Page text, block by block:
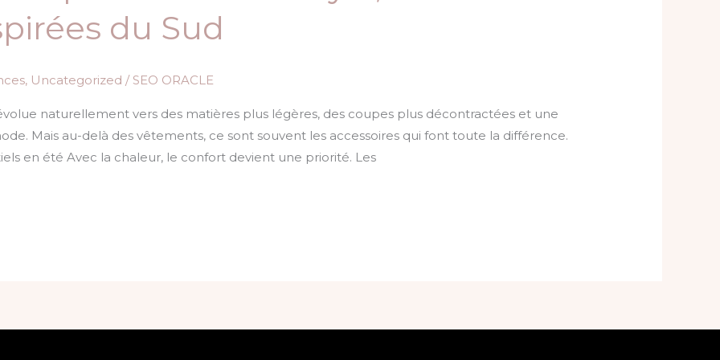
du Sud
, Uncategorized / SEO ORACLE
naturellement vers des matières plus légères, des coupes plus décontractées et une
Mais au-delà des vêtements, ce sont souvent les accessoires qui font toute la différence.
en été Avec la chaleur, le confort devient une priorité. Les